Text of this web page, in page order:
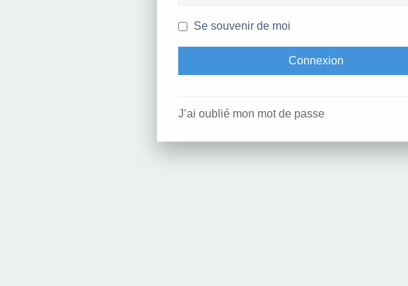
Se souvenir de moi
J’ai oublié mon mot de passe